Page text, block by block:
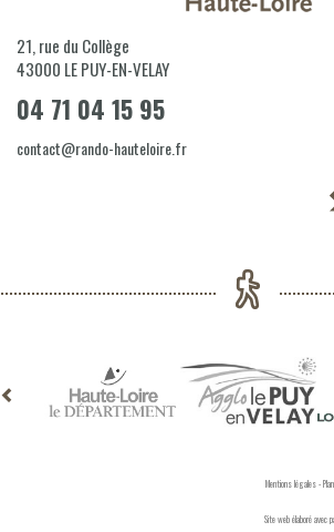
21, rue du Collège
43000 LE PUY-EN-VELAY
04 71 04 15 95
contact@rando-hauteloire.fr
Mentions légales-
Site web élaboré avec